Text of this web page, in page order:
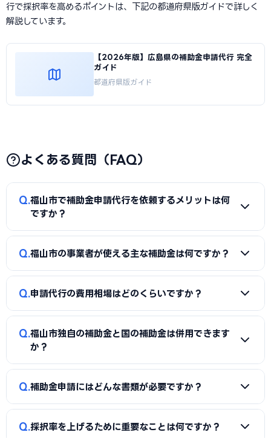
行で採択率を高めるポイントは、下記の都道府県版ガイドで詳しく
解説しています。
【2026年版】広島県の補助金申請代行 完全
ガイド
都道府県版ガイド
よくある質問（FAQ）
Q 福山市で補助金申請代行を依頼するメリットは何
ですか？
A
補助金は事業計画書の完成度で採択率が大きく変わりま
成、必要書類の整備、申請システム（電子申請）の操作、採
択後の実績報告まで一貫してサポートを受けられます。本業に
Q 福山市の事業者が使える主な補助金は何ですか？
A
国の「ものづくり補助金」「IT導入補助金」「小規模事
投資補助金」に加え、福山市独自の補助金・助成金が活用で
きます。詳しくは本記事の「福山市独自の補助金制度」「国
の主要補助金」の各セクションをご覧ください。
Q 申請代行の費用相場はどのくらいですか？
A
一般的に「着手金（無料〜数万円）＋成功報酬（採択額
の10〜15%程度）」の体系が多く、完全成功報酬型の事務所
約前に見積もりと報酬条件を必ず確認しましょう。当サイト
では福山市に対応した実績豊富な専門家を無料でご紹介して
Q 福山市独自の補助金と国の補助金は併用できます
か？
A
同一経費への重複申請はできませんが、対象経費を「設備
金）」のように分けることで、異なる経費項目について両方
を活用できるケースがあります。経費按分の計画は事前に専門
Q 補助金申請にはどんな書類が必要ですか？
A
一般的に、事業計画書、見積書、決算書（直近2期分）、
Q 採択率を上げるために重要なことは何ですか？